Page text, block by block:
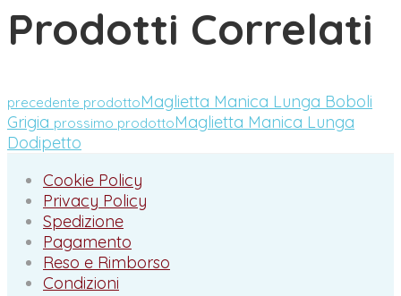
Prodotti Correlati
precedente prodottoMaglietta Manica Lunga Boboli
Grigia prossimo prodottoMaglietta Manica Lunga
Dodipetto
Cookie Policy
Privacy Policy
Spedizione
Pagamento
Reso e Rimborso
Condizioni